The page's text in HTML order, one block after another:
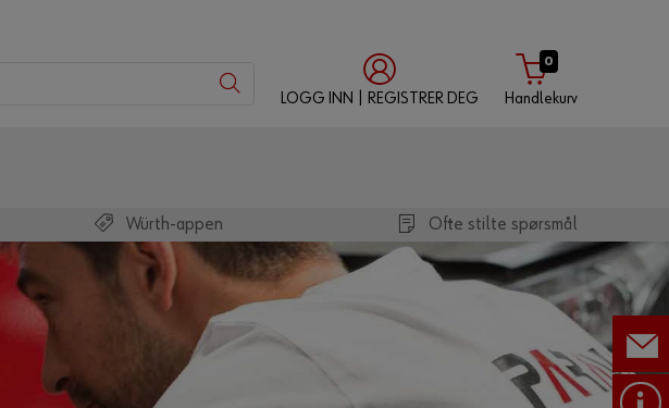
LOGG INN | REGISTRER DEG
Kundenummer
Partnernummer
0
Handlekurv
Würth-appen Ofte stilte spørsmål